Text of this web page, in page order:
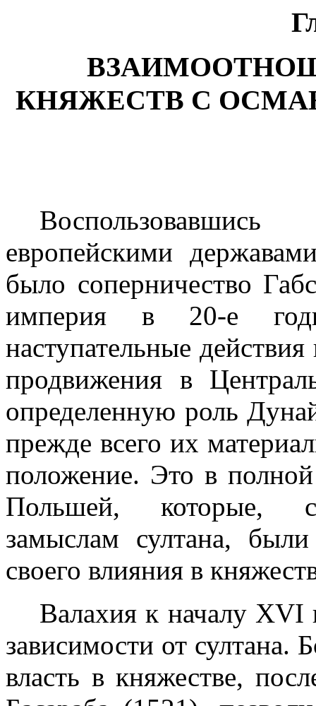
КНЯЖЕСТВ С
европейскими
было соперничество
империя в 20-е
наступательные
продвижения в
определенную роль
прежде всего их
положение. Это в
Польшей, которые,
замыслам султана,
своего влияния в
Валахия к началу XVI
зависи­мости от султана.
власть в кня­жестве,